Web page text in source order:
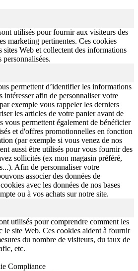
utilisés pour fournir aux visiteurs des
marketing pertinentes. Ces cookies
sites Web et collectent des informations
permettent d’identifier les informations
intéresser afin de personnaliser votre
exemple vous rappeler les derniers
les articles de votre panier avant de
vous permettent également de bénéficier
et d'offres promotionnelles en fonction
(par exemple si vous venez de nos
aussi être utilisés pour vous fournir des
sollicités (ex mon magasin préféré,
Afin de personnaliser votre
associer des données de
avec les données de nos bases
ou à vos achats sur notre site.
utilisés pour comprendre comment les
le site Web. Ces cookies aident à fournir
du nombre de visiteurs, du taux de
etc.
Compliance